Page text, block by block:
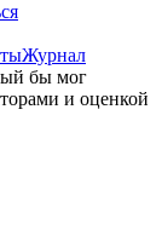
Журнал
бы мог
и оценкой